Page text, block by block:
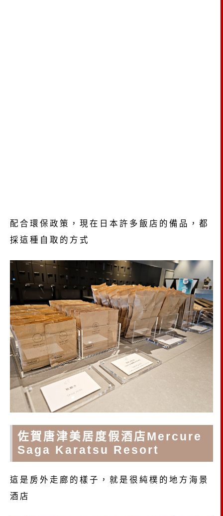
配合環保政策，現在日本許多飯店的備品，都
採這種自取的方式
佐賀唐津美居度假酒店Mercure
Saga Karatsu Resort
這是房外走廊的樣子，就是很純樸的地方海景
酒店